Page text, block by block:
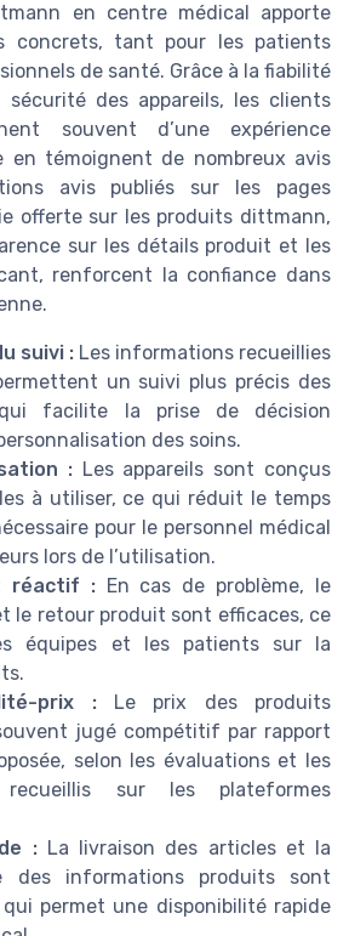
en centre médical apporte
concrets, tant pour les patients
de santé. Grâce à la fiabilité
des appareils, les clients
souvent d’une expérience
en témoignent de nombreux avis
avis publiés sur les pages
offerte sur les produits dittmann,
sur les détails produit et les
renforcent la confiance dans
suivi : Les informations recueillies
un suivi plus précis des
facilite la prise de décision
des soins.
:Les appareils sont conçus
à utiliser, ce qui réduit le temps
pour le personnel médical
lors de l’utilisation.
réactif :En cas de problème, le
le retour produit sont efficaces, ce
équipes et les patients sur la
prix :Le prix des produits
jugé compétitif par rapport
selon les évaluations et les
sur les plateformes
:La livraison des articles et la
des informations produits sont
permet une disponibilité rapide